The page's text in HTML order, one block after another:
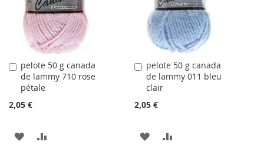
D'ACHATS
pelote 50 g canada
de lammy 710 rose
pétale
2,05 €
Ajouter
au
panier
AJOUTER
pelote 50 g canada
de lammy 011 bleu
clair
2,05 €
Ajouter
au
panier
AJOUTER